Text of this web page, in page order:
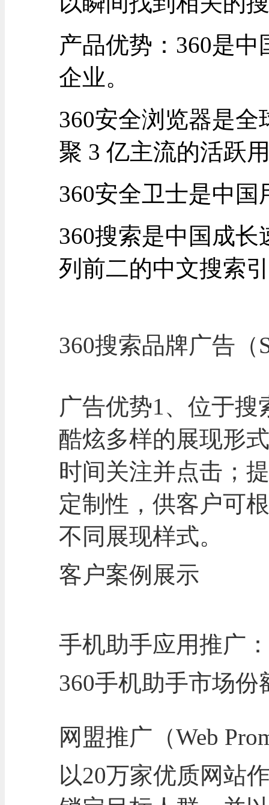
产品优势：360是
企业。
360安全浏览器是
聚 3 亿主流的活跃
360安全卫士是中
360搜索是中国成
列前二的中文搜索
360搜索品牌广告（
广告优势1、位于
酷炫多样的展现形
时间关注并点击；
定制性，供客户可
不同展现样式。
客户案例展示
手机助手应用推广：
360手机助手市场份
网盟推广（Web
以20万家优质网站